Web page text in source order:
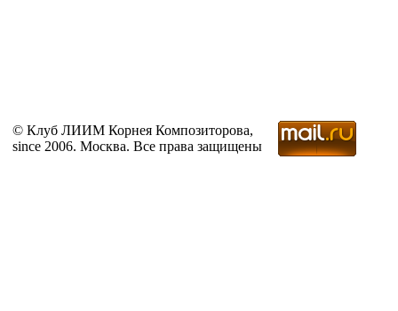
© Клуб ЛИИМ Корнея Композиторова,
since 2006. Москва. Все права защищены